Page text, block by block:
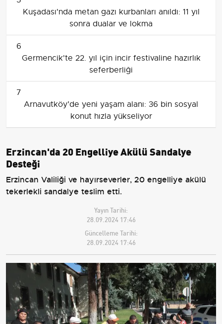
Kuşadası'nda metan gazı kurbanları anıldı: 11 yıl
sonra dualar ve lokma
6
Germencik'te 22. yıl için incir festivaline hazırlık
seferberliği
7
Arnavutköy’de yeni yaşam alanı: 36 bin sosyal
konut hızla yükseliyor
Erzincan'da 20 Engelliye Akülü Sandalye
Desteği
Erzincan Valiliği ve hayırseverler, 20 engelliye akülü
tekerlekli sandalye teslim etti.
Yayın Tarihi:
28.09.2024 17:46
Güncelleme Tarihi:
28.09.2024 17:46